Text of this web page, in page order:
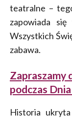
teatralne –
zapowiada
Wszystkich
zabawa.
Zapraszamy
podczas
Historia